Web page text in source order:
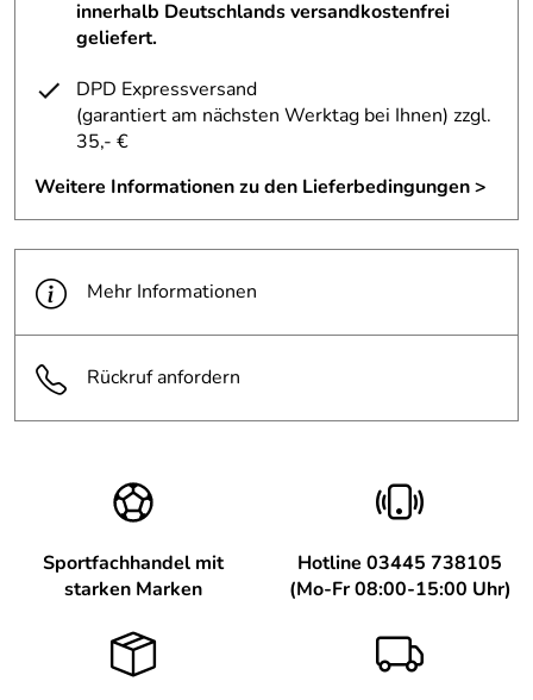
innerhalb Deutschlands versandkostenfrei
geliefert.
DPD Expressversand
(garantiert am nächsten Werktag bei Ihnen) zzgl.
35,- €
Weitere Informationen zu den Lieferbedingungen >
Mehr Informationen
Rückruf anfordern
Sportfachhandel mit
starken Marken
Hotline 03445 738105
(Mo-Fr 08:00-15:00 Uhr)